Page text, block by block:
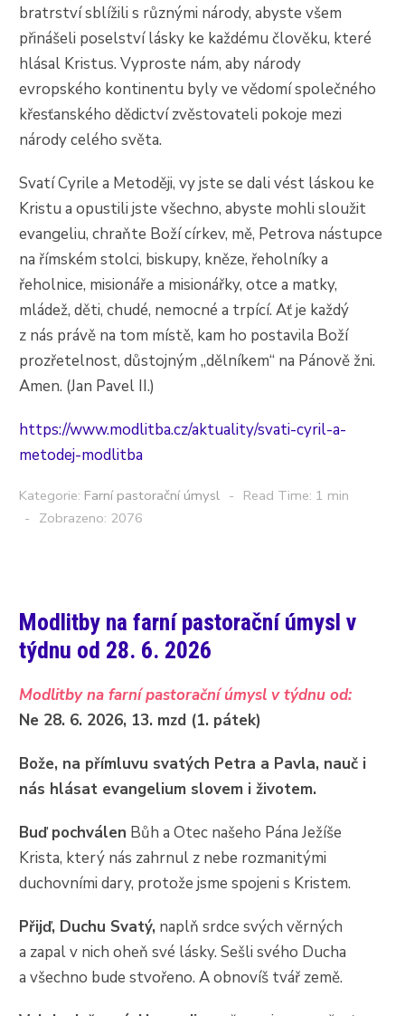
bratrství sblížili s různými národy, abyste všem
přinášeli poselství lásky ke každému člověku, které
hlásal Kristus. Vyproste nám, aby národy
evropského kontinentu byly ve vědomí společného
křesťanského dědictví zvěstovateli pokoje mezi
národy celého světa.
Svatí Cyrile a Metoději, vy jste se dali vést láskou ke
Kristu a opustili jste všechno, abyste mohli sloužit
evangeliu, chraňte Boží církev, mě, Petrova nástupce
na římském stolci, biskupy, kněze, řeholníky a
řeholnice, misionáře a misionářky, otce a matky,
mládež, děti, chudé, nemocné a trpící. Ať je každý
z nás právě na tom místě, kam ho postavila Boží
prozřetelnost, důstojným „dělníkem“ na Pánově žni.
Amen. (Jan Pavel II.)
https://www.modlitba.cz/aktuality/svati-cyril-a-
metodej-modlitba
Kategorie: Farní pastorační úmysl
Read Time: 1 min
Zobrazeno: 2076
Modlitby na farní pastorační úmysl v
týdnu od 28. 6. 2026
Modlitby na farní pastorační úmysl v týdnu od:
Ne 28. 6. 2026, 13. mzd (1. pátek)
Bože, na přímluvu svatých Petra a Pavla, nauč i
nás hlásat evangelium slovem i životem.
Buď pochválen Bůh a Otec našeho Pána Ježíše
Krista, který nás zahrnul z nebe rozmanitými
duchovními dary, protože jsme spojeni s Kristem.
Přijď, Duchu Svatý, naplň srdce svých věrných
a zapal v nich oheň své lásky. Sešli svého Ducha
a všechno bude stvořeno. A obnovíš tvář země.